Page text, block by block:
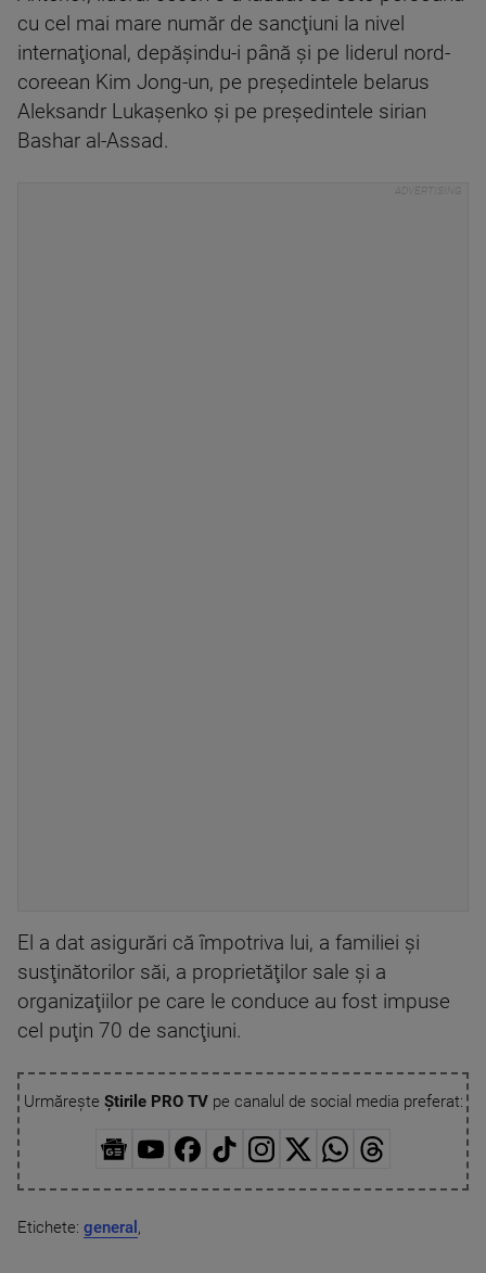
cu cel mai mare număr de sancţiuni la nivel
internaţional, depăşindu-i până şi pe liderul nord-
coreean Kim Jong-un, pe preşedintele belarus
Aleksandr Lukaşenko şi pe preşedintele sirian
Bashar al-Assad.
El a dat asigurări că împotriva lui, a familiei şi
susţinătorilor săi, a proprietăţilor sale şi a
organizaţiilor pe care le conduce au fost impuse
cel puţin 70 de sancţiuni.
Urmărește Știrile PRO TVpe canalul de social media preferat:
Etichete: general ,